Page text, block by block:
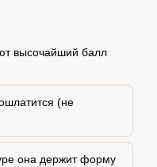
высочайший балл
(не
она держит форму